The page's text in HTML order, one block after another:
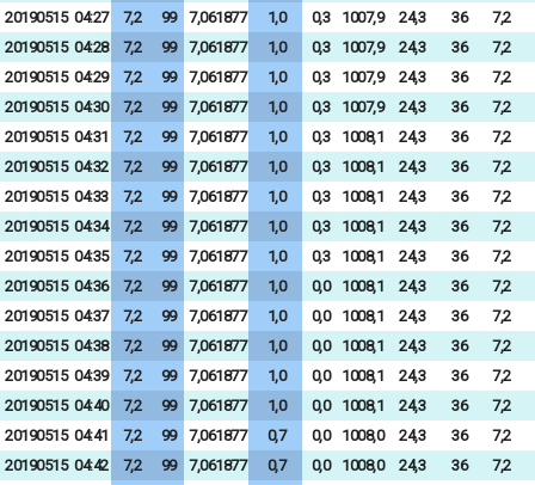
20190515 04:27 7,2 99 7,061877 1,0 0,3 1007,9 24,3 36
7,2
20190515 04:28 7,2 99 7,061877 1,0 0,3 1007,9 24,3 36
7,2
20190515 04:29 7,2 99 7,061877 1,0 0,3 1007,9 24,3 36
7,2
20190515 04:30 7,2 99 7,061877 1,0 0,3 1007,9 24,3 36
7,2
20190515 04:31 7,2 99 7,061877 1,0 0,3 1008,1 24,3 36
7,2
20190515 04:32 7,2 99 7,061877 1,0 0,3 1008,1 24,3 36
7,2
20190515 04:33 7,2 99 7,061877 1,0 0,3 1008,1 24,3 36
7,2
20190515 04:34 7,2 99 7,061877 1,0 0,3 1008,1 24,3 36
7,2
20190515 04:35 7,2 99 7,061877 1,0 0,3 1008,1 24,3 36
7,2
20190515 04:36 7,2 99 7,061877 1,0 0,0 1008,1 24,3 36
7,2
20190515 04:37 7,2 99 7,061877 1,0 0,0 1008,1 24,3 36
7,2
20190515 04:38 7,2 99 7,061877 1,0 0,0 1008,1 24,3 36
7,2
20190515 04:39 7,2 99 7,061877 1,0 0,0 1008,1 24,3 36
7,2
20190515 04:40 7,2 99 7,061877 1,0 0,0 1008,1 24,3 36
7,2
20190515 04:41 7,2 99 7,061877 0,7 0,0 1008,0 24,3 36
7,2
20190515 04:42 7,2 99 7,061877 0,7 0,0 1008,0 24,3 36
7,2